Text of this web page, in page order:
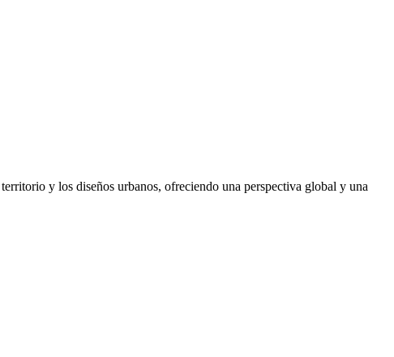
y los diseños urbanos, ofreciendo una perspectiva global y una